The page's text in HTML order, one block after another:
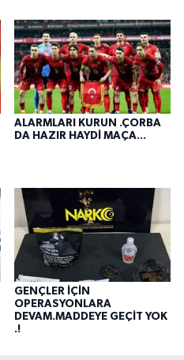
ALARMLARI KURUN .ÇORBA
DA HAZIR HAYDİ MAÇA...
GENÇLER İÇİN
OPERASYONLARA
DEVAM.MADDEYE GEÇİT YOK
.!